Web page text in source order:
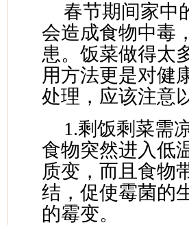
春节期间家中
会造成食物中毒
患。饭菜做得太
用方法更是对健
处理，应该注意
1.剩饭剩菜需
食物突然进入低
质变，而且食物
结，促使霉菌的
的霉变。